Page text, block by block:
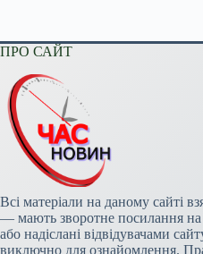
ПРО САЙТ
Всі матеріали на даному сайті
— мають зворотне посилання на
або надіслані відвідувачами
виключно для ознайомлення.